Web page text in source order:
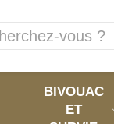
BIVOUAC
ET